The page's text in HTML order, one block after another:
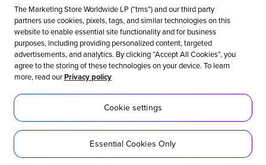
Cookie settings
Ethical & social responsibility
Notre position contre l’esclavage moderne
Politique d’inclusion
Développement durable
Accessibilité
Réseaux sociaux
The Marketing Store Worldwide LP (“tms”) and our third party
partners use cookies, pixels, tags, and similar technologies on this
website to enable essential site functionality and for business
purposes, including providing personalized content, targeted
advertisements, and analytics. By clicking “Accept All Cookies”, you
agree to the storing of these technologies on your device. To learn
more, read ourPrivacy policy
Cookie settings
Essential Cookies Only